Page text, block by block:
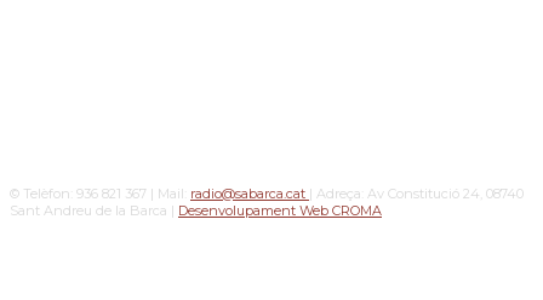
© Telèfon: 936 821 367 | Mail: radio@sabarca.cat | Adreça: Av Constitució 24, 08740
Sant Andreu de la Barca | Desenvolupament Web CROMA